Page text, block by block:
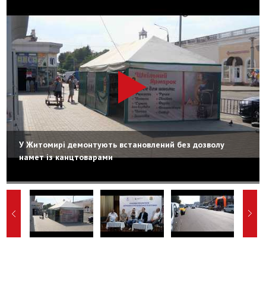
У Житомирі демонтують встановлений без дозволу
намет із канцтоварами